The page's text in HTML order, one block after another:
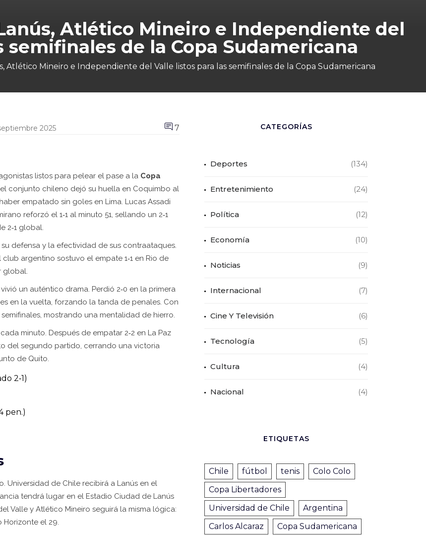
Atlético Mineiro e Independiente del
semifinales de la Copa Sudamericana
Atlético Mineiro e Independiente del Valle listos para las semifinales de la Copa Sudamericana
2025 7
listos para pelear el pase a la Copa
conjunto chileno dejó su huella en Coquimbo al
empatado sin goles en Lima. Lucas Assadi
reforzó el 1‑1 al minuto 51, sellando un 2‑1
2‑1 global.
defensa y la efectividad de sus contraataques.
argentino sostuvo el empate 1‑1 en Rio de
global.
un auténtico drama. Perdió 2‑0 en la primera
en la vuelta, forzando la tanda de penales. Con
mostrando una mentalidad de hierro.
minuto. Después de empatar 2‑2 en La Paz
del segundo partido, cerrando una victoria
de Quito.
2‑1)
pen.)
Universidad de Chile recibirá a Lanús en el
tendrá lugar en el Estadio Ciudad de Lanús
Valle y Atlético Mineiro seguirá la misma lógica:
Horizonte el 29.
CATEGORÍAS
Deportes (134)
Entretenimiento (24)
Política (12)
Economía (10)
Noticias (9)
Internacional (7)
Cine Y Televisión (6)
Tecnología (5)
Cultura (4)
Nacional (4)
ETIQUETAS
Chile fútbol tenis
Colo Colo
Copa Libertadores
Universidad de Chile
Argentina
Carlos Alcaraz
Copa Sudamericana